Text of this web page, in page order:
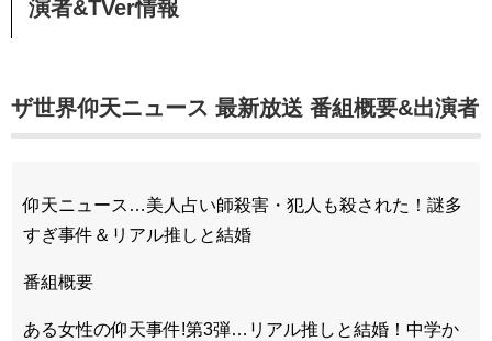
演者&TVer情報
ザ世界仰天ニュース 最新放送 番組概要&出演者
仰天ニュース…美人占い師殺害・犯人も殺された！謎多
すぎ事件＆リアル推しと結婚
番組概要
ある女性の仰天事件!第3弾…リアル推しと結婚！中学か